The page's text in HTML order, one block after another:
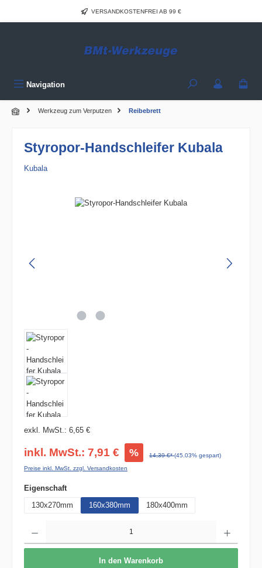
Zum Hauptinhalt springenVERSANDKOSTENFREI AB 99 €
Navigation
Werkzeug zum Verputzen Reibebrett
Styropor-Handschleifer Kubala
Kubala
Bildergalerie überspringen
exkl. MwSt.: 6,65 €
inkl. MwSt.: 7,91 € % 14,39 €*(45.03% gespart)
Preise inkl. MwSt. zzgl. Versandkosten
Eigenschaftauswählen
130x270mm
160x380mm 180x400mm
In den Warenkorb